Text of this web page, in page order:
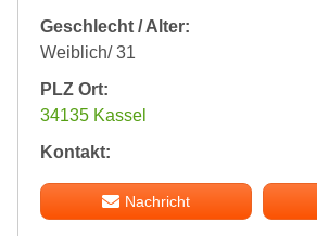
Geschlecht / Alter:
Weiblich/ 31
PLZ Ort:
34135 Kassel
Kontakt:
Nachricht